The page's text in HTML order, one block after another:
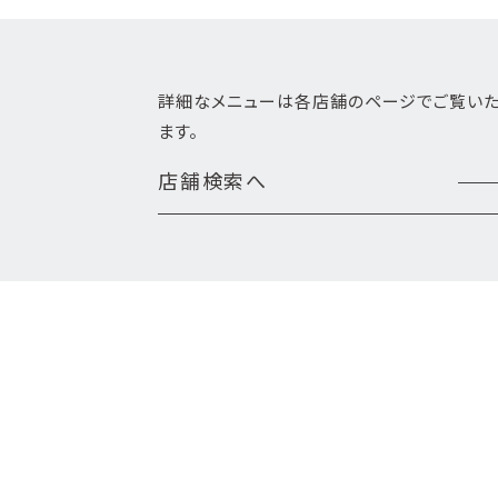
詳細なメニューは各店舗のページでご覧い
ます。
店舗検索へ